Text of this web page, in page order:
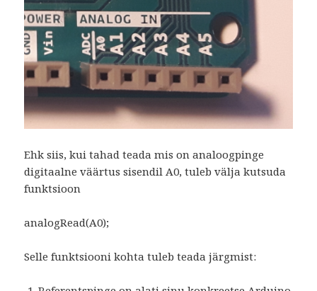
Ehk siis, kui tahad teada mis on analoogpinge
digitaalne väärtus sisendil A0, tuleb välja kutsuda
funktsioon
analogRead(A0);
Selle funktsiooni kohta tuleb teada järgmist: